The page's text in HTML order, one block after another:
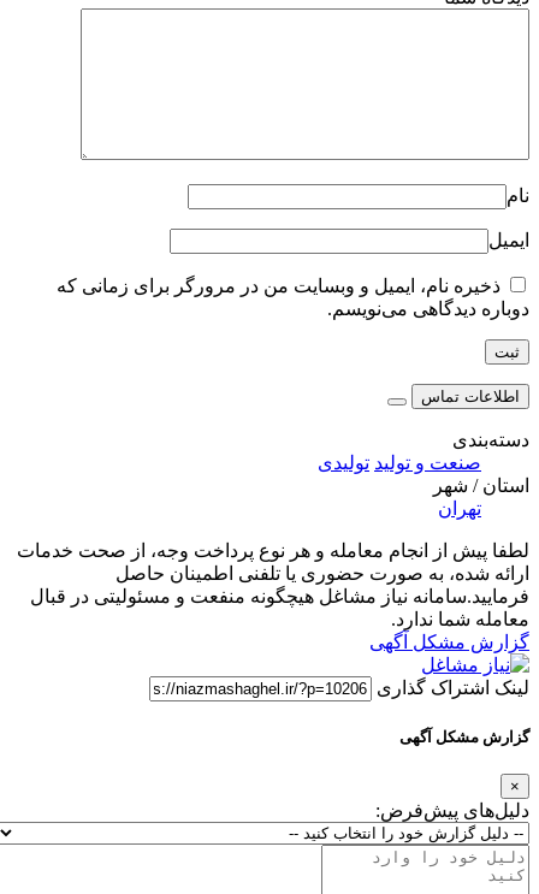
نام
ایمیل
ذخیره نام، ایمیل و وبسایت من در مرورگر برای زمانی که
دوباره دیدگاهی می‌نویسم.
اطلاعات تماس
دسته‌بندی
صنعت و تولید تولیدی
استان / شهر
تهران
لطفا پیش از انجام معامله و هر نوع پرداخت وجه، از صحت خدمات
ارائه شده، به صورت حضوری یا تلفنی اطمینان حاصل
فرمایید.سامانه نیاز مشاغل هیچگونه منفعت و مسئولیتی در قبال
معامله شما ندارد.
گزارش مشکل آگهی
لینک اشتراک گذاری
گزارش مشکل آگهی
×
دلیل‌های پیش‌فرض: